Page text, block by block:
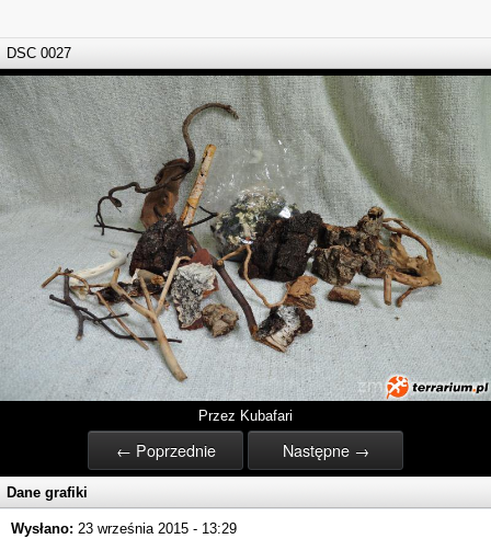
DSC 0027
Przez Kubafari
← Poprzednie Następne →
Dane grafiki
Wysłano: 23 września 2015 - 13:29